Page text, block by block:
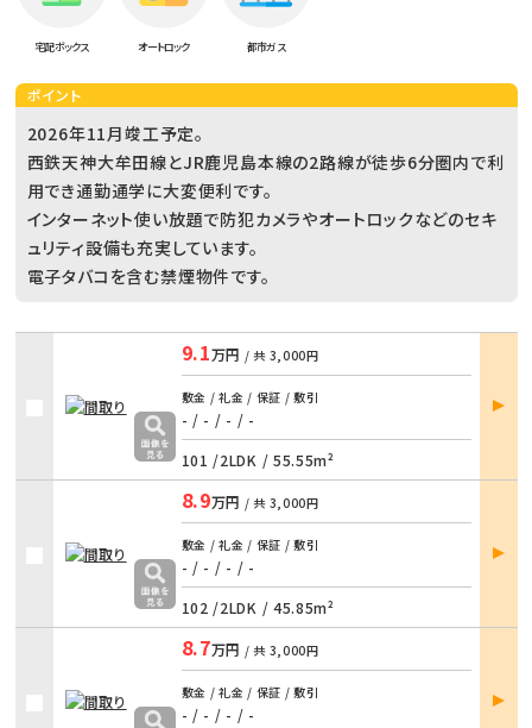
宅配ボックス オートロック 都市ガス
ポイント
2026年11月竣工予定。
西鉄天神大牟田線とJR鹿児島本線の2路線が徒歩6分圏内で利
用でき通勤通学に大変便利です。
インターネット使い放題で防犯カメラやオートロックなどのセキ
ュリティ設備も充実しています。
電子タバコを含む禁煙物件です。
9.1万円 / 共 3,000円
敷金 / 礼金 / 保証 / 敷引
- / - / - / -
101 /2LDK / 55.55m²
部屋
詳細
8.9万円 / 共 3,000円
敷金 / 礼金 / 保証 / 敷引
- / - / - / -
102 /2LDK / 45.85m²
部屋
詳細
8.7万円 / 共 3,000円
敷金 / 礼金 / 保証 / 敷引
- / - / - / -
部屋
詳細